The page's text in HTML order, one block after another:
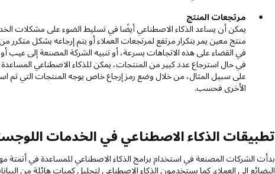
مرتجعات المنتج
يمكن أن يساعد الذكاء الاصطناعي أيضًا في تسليط الضوء على مشكلات
منتج معين يمر بتكرار مرتفع لمرتجعات العملاء أو يتم إرجاعه بشكل
في القضاء على هذه الاتجاهات بسرعة، أو تنبيه الشركة المصنعة إلى
في حال استرجاع عدد كبير من المنتجات، يمكن للذكاء الاصطناعي
على سبيل المثال، من خلال وضع رمز إرجاع خاص يوجه المنتجات التي تم
الأخرى فحسب.
تطبيقات الذكاء الاصطناعي في الخدمات
بدأت الشركات المصنعة في استخدام برامج الذكاء الاصطناعي للمساعدة في
البضائع إلى العملاء. كما يستخدمون الذكاء الاصطناعي لتحليل كميات هائلة من